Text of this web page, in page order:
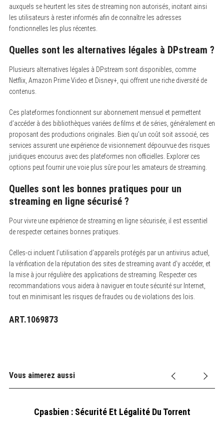
auxquels se heurtent les sites de streaming non autorisés, incitant ainsi
les utilisateurs à rester informés afin de connaître les adresses
fonctionnelles les plus récentes.
Quelles sont les alternatives légales à DPstream ?
Plusieurs alternatives légales à DPstream sont disponibles, comme
Netflix, Amazon Prime Video et Disney+, qui offrent une riche diversité de
contenus.
Ces plateformes fonctionnent sur abonnement mensuel et permettent
d’accéder à des bibliothèques variées de films et de séries, généralement en
proposant des productions originales. Bien qu’un coût soit associé, ces
services assurent une expérience de visionnement dépourvue des risques
juridiques encourus avec des plateformes non officielles. Explorer ces
options peut fournir une voie plus sûre pour les amateurs de streaming.
Quelles sont les bonnes pratiques pour un
streaming en ligne sécurisé ?
Pour vivre une expérience de streaming en ligne sécurisée, il est essentiel
de respecter certaines bonnes pratiques.
Celles-ci incluent l’utilisation d’appareils protégés par un antivirus actuel,
la vérification de la réputation des sites de streaming avant d’y accéder, et
la mise à jour régulière des applications de streaming. Respecter ces
recommandations vous aidera à naviguer en toute sécurité sur Internet,
tout en minimisant les risques de fraudes ou de violations des lois.
ART.1069873
Vous aimerez aussi
Cpasbien : Sécurité Et Légalité Du Torrent